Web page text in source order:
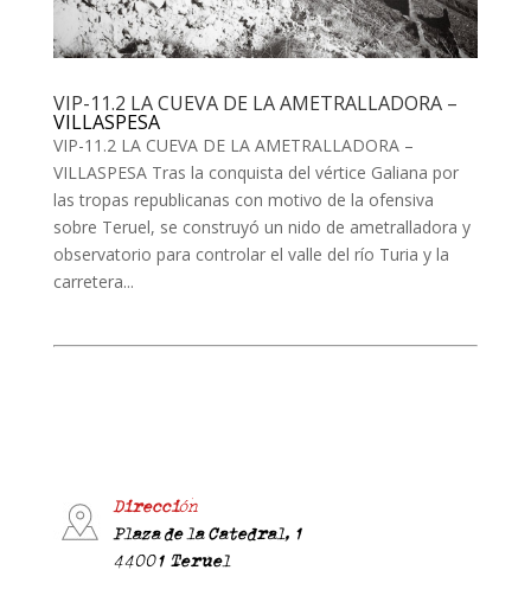
VIP-11.2 LA CUEVA DE LA AMETRALLADORA –
VILLASPESA
VIP-11.2 LA CUEVA DE LA AMETRALLADORA –
VILLASPESA Tras la conquista del vértice Galiana por
las tropas republicanas con motivo de la ofensiva
sobre Teruel, se construyó un nido de ametralladora y
observatorio para controlar el valle del río Turia y la
carretera...
Dirección
Plaza de la Catedral, 1
44001 Teruel